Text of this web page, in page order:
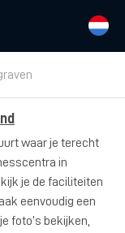
waar je terecht
in
je de faciliteiten
eenvoudig een
foto’s bekijken,